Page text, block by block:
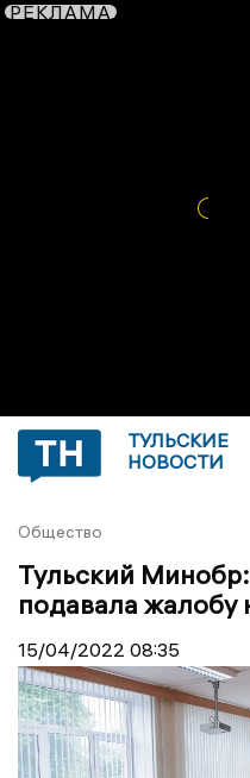
РЕКЛАМА
ТУЛЬСКИЕ
НОВОСТИ
Общество
Тульский
подавала жалобу
15/04/2022 08:35